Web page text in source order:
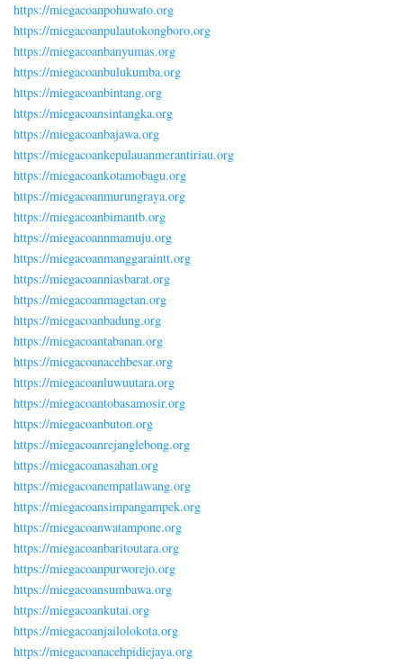
https://miegacoanpohuwato.org
https://miegacoanpulautokongboro.org
https://miegacoanbanyumas.org
https://miegacoanbulukumba.org
https://miegacoanbintang.org
https://miegacoansintangka.org
https://miegacoanbajawa.org
https://miegacoankepulauanmerantiriau.org
https://miegacoankotamobagu.org
https://miegacoanmurungraya.org
https://miegacoanbimantb.org
https://miegacoannmamuju.org
https://miegacoanmanggaraintt.org
https://miegacoanniasbarat.org
https://miegacoanmagetan.org
https://miegacoanbadung.org
https://miegacoantabanan.org
https://miegacoanacehbesar.org
https://miegacoanluwuutara.org
https://miegacoantobasamosir.org
https://miegacoanbuton.org
https://miegacoanrejanglebong.org
https://miegacoanasahan.org
https://miegacoanempatlawang.org
https://miegacoansimpangampek.org
https://miegacoanwatampone.org
https://miegacoanbaritoutara.org
https://miegacoanpurworejo.org
https://miegacoansumbawa.org
https://miegacoankutai.org
https://miegacoanjailolokota.org
https://miegacoanacehpidiejaya.org